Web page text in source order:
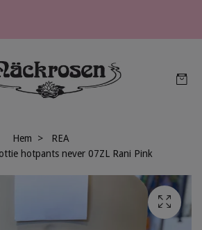
Hem
REA
hotpants never 07ZL Rani Pink